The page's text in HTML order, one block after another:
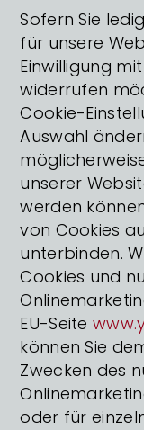
Sofern Sie
für unsere
Einwilligung
widerrufen
Cookie-
Auswahl
unserer
werden
von Cookies
unterbinden.
Cookies und
EU-Seite
können Sie
Zwecken des
oder für